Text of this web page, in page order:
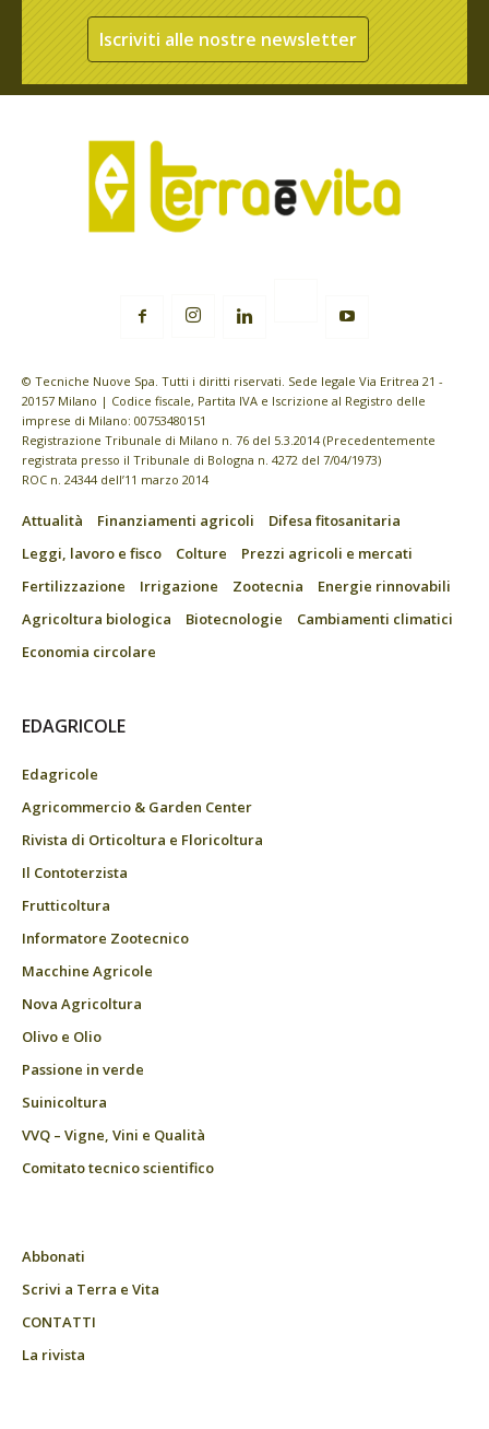
Iscriviti alle nostre newsletter
© Tecniche Nuove Spa. Tutti i diritti riservati. Sede legale Via Eritrea 21 -
20157 Milano | Codice fiscale, Partita IVA e Iscrizione al Registro delle
imprese di Milano: 00753480151
Registrazione Tribunale di Milano n. 76 del 5.3.2014 (Precedentemente
registrata presso il Tribunale di Bologna n. 4272 del 7/04/1973)
ROC n. 24344 dell’11 marzo 2014
Attualità Finanziamenti agricoli
Difesa fitosanitaria
Leggi, lavoro e fisco
Colture
Prezzi agricoli e mercati
Fertilizzazione
Irrigazione Zootecnia
Energie rinnovabili
Agricoltura biologica
Biotecnologie
Cambiamenti climatici
Economia circolare
EDAGRICOLE
Edagricole
Agricommercio & Garden Center
Rivista di Orticoltura e Floricoltura
Il Contoterzista
Frutticoltura
Informatore Zootecnico
Macchine Agricole
Nova Agricoltura
Olivo e Olio
Passione in verde
Suinicoltura
VVQ – Vigne, Vini e Qualità
Comitato tecnico scientifico
Abbonati
Scrivi a Terra e Vita
CONTATTI
La rivista